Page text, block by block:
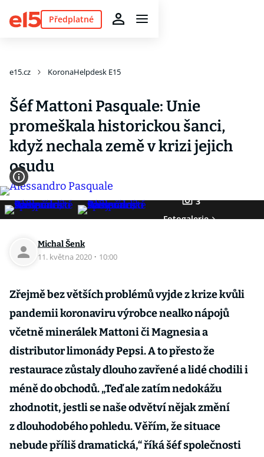
Předplatné
e15.cz KoronaHelpdesk E15
Šéf Mattoni Pasquale: Unie
promeškala historickou šanci,
když nechala země v krizi jejich
osudu
3
Fotogalerie
Michal Šenk
11. května 2020 · 10:00
Zřejmě bez větších problémů vyjde z krize kvůli
pandemii koronaviru výrobce nealko nápojů
včetně minerálek Mattoni či Magnesia a
distributor limonády Pepsi. A to přesto že
restaurace zůstaly dlouho zavřené a lidé chodili i
méně do obchodů. „Teď ale zatím nedokážu
zhodnotit, jestli se naše odvětví nějak změní
z dlouhodobého pohledu. Věřím, že situace
nebude příliš dramatická,“ říká šéf společnosti